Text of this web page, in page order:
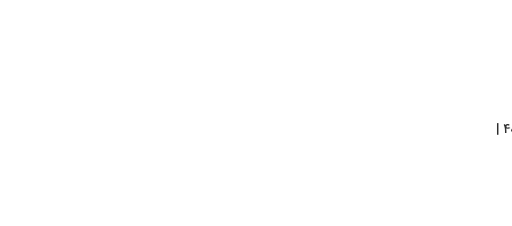
سنسور موقعیت میل سوپاپ سمند _ 405 |